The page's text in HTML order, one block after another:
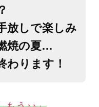
放しで楽しみ
焼の夏…
わります！